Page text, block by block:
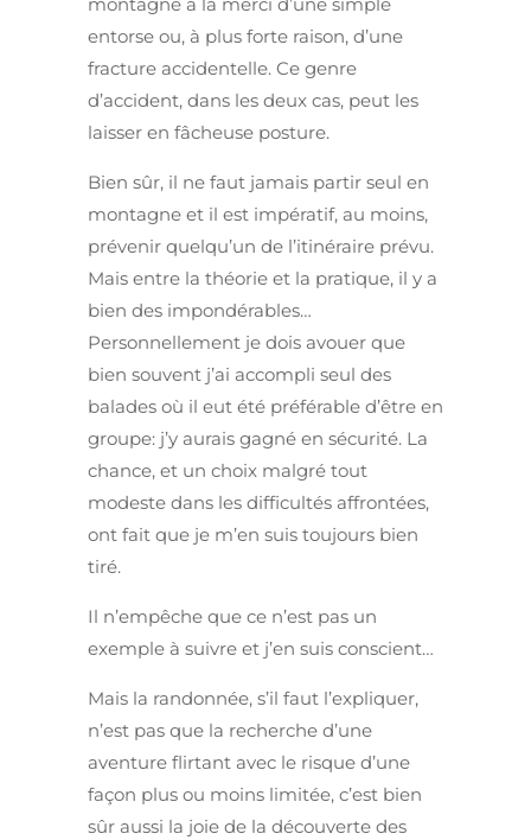
entorse ou, à plus forte raison, d’une
fracture accidentelle. Ce genre
d’accident, dans les deux cas, peut les
laisser en fâcheuse posture.
Bien sûr, il ne faut jamais partir seul en
montagne et il est impératif, au moins,
prévenir quelqu’un de l’itinéraire prévu.
Mais entre la théorie et la pratique, il y a
bien des impondérables…
Personnellement je dois avouer que
bien souvent j’ai accompli seul des
balades où il eut été préférable d’être en
groupe: j’y aurais gagné en sécurité. La
chance, et un choix malgré tout
modeste dans les difficultés affrontées,
ont fait que je m’en suis toujours bien
tiré.
Il n’empêche que ce n’est pas un
exemple à suivre et j’en suis conscient…
Mais la randonnée, s’il faut l’expliquer,
n’est pas que la recherche d’une
aventure flirtant avec le risque d’une
façon plus ou moins limitée, c’est bien
sûr aussi la joie de la découverte des